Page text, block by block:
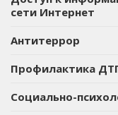
сети Интернет
Антитеррор
Профилактика
Социально-